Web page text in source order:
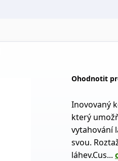
Ohodnotit
Inovovaný
který
vytahování
svou.
láhev.Cus...